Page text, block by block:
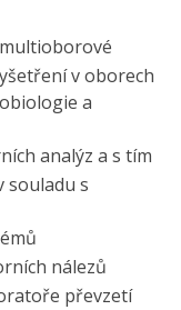
v oborech
a
analýz a s tím
souladu s
nálezů
převzetí